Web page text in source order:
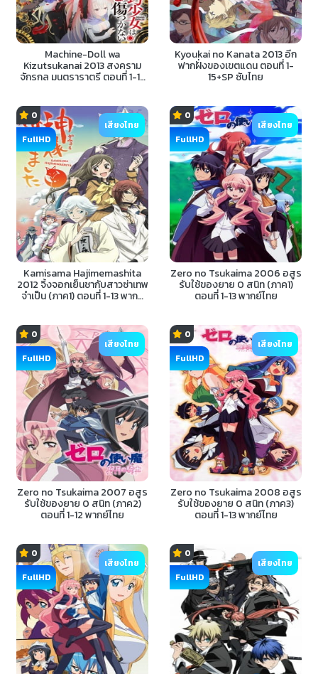
Machine-Doll wa
Kizutsukanai 2013 สงคราม
จักรกล มนตราราตรี ตอนที่ 1-12
Kyoukai no Kanata 2013 อีก
ฟากฝั่งของเขตแดน ตอนที่ 1-
15+SP ซับไทย
0
FullHD
เสียงไทย
Kamisama Hajimemashita
2012 จิ้งจอกเย็นชากับสาวซ่าเทพ
จำเป็น (ภาค1) ตอนที่ 1-13 พากย์
0
FullHD
เสียงไทย
Zero no Tsukaima 2006 อสูร
รับใช้ของยาย 0 สนิท (ภาค1)
ตอนที่ 1-13 พากย์ไทย
0
FullHD
เสียงไทย
Zero no Tsukaima 2007 อสูร
รับใช้ของยาย 0 สนิท (ภาค2)
ตอนที่ 1-12 พากย์ไทย
0
FullHD
เสียงไทย
Zero no Tsukaima 2008 อสูร
รับใช้ของยาย 0 สนิท (ภาค3)
ตอนที่ 1-13 พากย์ไทย
0
FullHD
เสียงไทย
0
FullHD
เสียงไทย